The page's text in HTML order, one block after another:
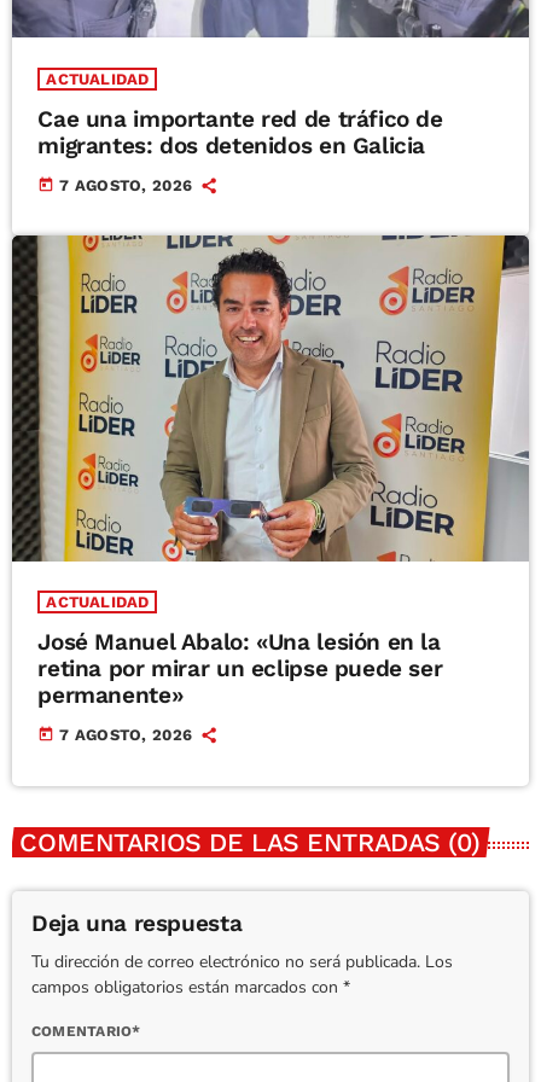
ACTUALIDAD
Cae una importante red de tráfico de
migrantes: dos detenidos en Galicia
today 7 AGOSTO, 2026
ACTUALIDAD
José Manuel Abalo: «Una lesión en la
retina por mirar un eclipse puede ser
permanente»
today 7 AGOSTO, 2026
COMENTARIOS DE LAS ENTRADAS (0)
Deja una respuesta
Tu dirección de correo electrónico no será publicada. Los
campos obligatorios están marcados con *
COMENTARIO*